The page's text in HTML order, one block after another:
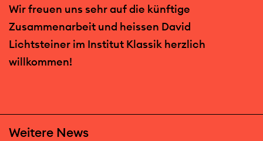
Wir freuen uns sehr auf die künftige
Zusammenarbeit und heissen David
Lichtsteiner im Institut Klassik herzlich
willkommen!
Weitere News